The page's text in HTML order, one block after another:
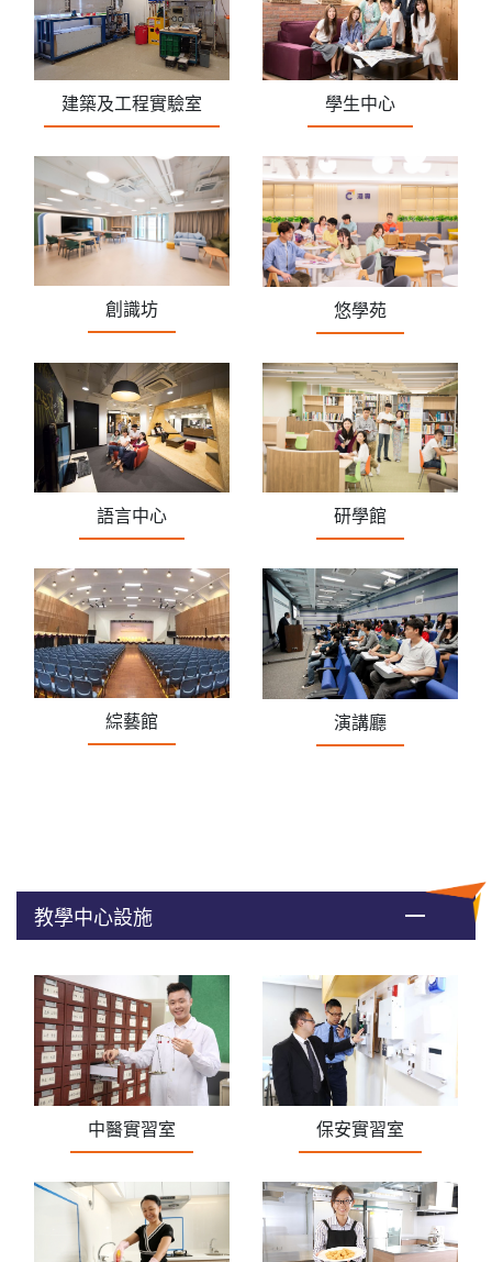
建築及工程實驗室 學生中心
創識坊 悠學苑
語言中心 研學館
綜藝館 演講廳
教學中心設施
中醫實習室 保安實習室